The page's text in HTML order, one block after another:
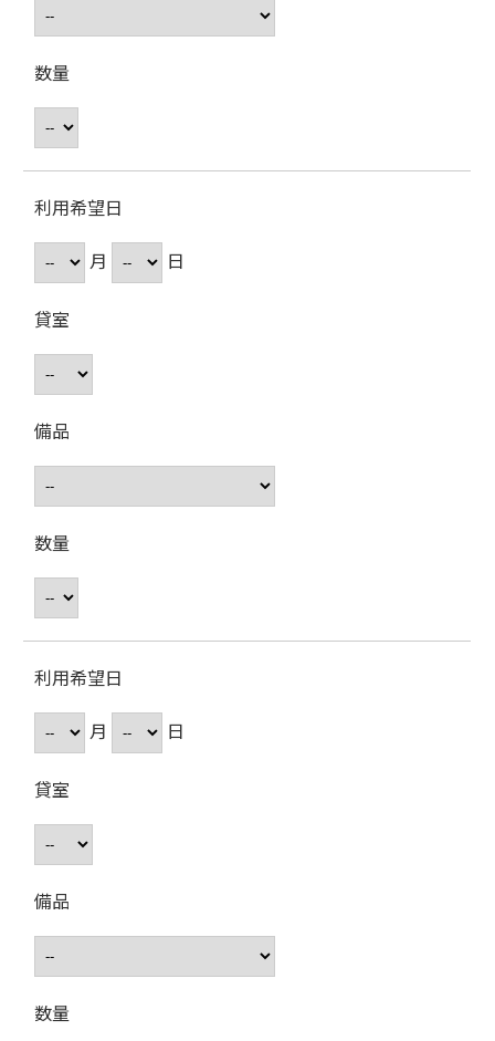
数量
利用希望日
月
日
貸室
備品
数量
利用希望日
月
日
貸室
備品
数量